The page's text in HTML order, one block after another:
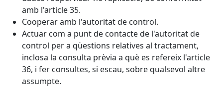
amb l'article 35.
Cooperar amb l'autoritat de control.
Actuar com a punt de contacte de l'autoritat de
control per a qüestions relatives al tractament,
inclosa la consulta prèvia a què es refereix l'article
36, i fer consultes, si escau, sobre qualsevol altre
assumpte.